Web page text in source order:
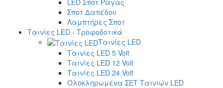
Σποτ Δαπέδου
Λαμπτήρες Σποτ
Ταινίες LED - Τροφοδοτικά
Ταινίες LED
Ταινίες LED 5 Volt
Ταινίες LED 12 Volt
Ταινίες LED 24 Volt
Ολοκληρωμένα ΣΕΤ Ταινιών LED